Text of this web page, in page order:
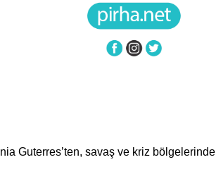
Guterres’ten, savaş ve kriz bölgelerinde